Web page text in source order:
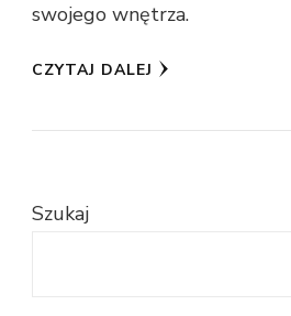
swojego wnętrza.
CZYTAJ DALEJ
Szukaj